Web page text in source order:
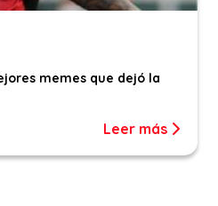
memes que dejó la
Leer más